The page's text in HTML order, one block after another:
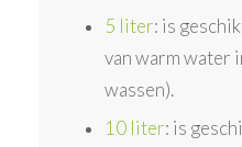
5 liter: is
van warm water
wassen).
10 liter: is